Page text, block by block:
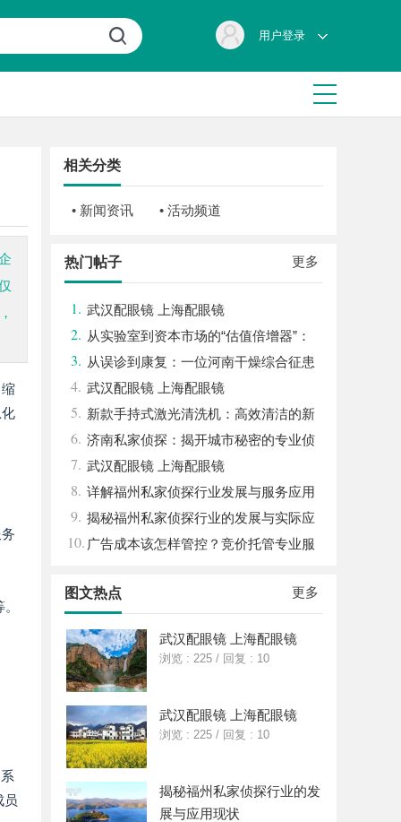
用户登录
员
相关分类
• 新闻资讯 • 活动频道
更多
热门帖子
1. 武汉配眼镜 上海配眼镜
2. 从实验室到资本市场的“估值倍增器”：
专利律师如何重塑硬科技企业的融资逻辑
3. 从误诊到康复：一位河南干燥综合征患
者的艰辛求医路
4. 武汉配眼镜 上海配眼镜
5. 新款手持式激光清洗机：高效清洁的新
时代
6. 济南私家侦探：揭开城市秘密的专业侦
查服务
7. 武汉配眼镜 上海配眼镜
8. 详解福州私家侦探行业发展与服务应用
全方位指南
9. 揭秘福州私家侦探行业的发展与实际应
用全解析
10. 广告成本该怎样管控？竞价托管专业服
更多
图文热点
武汉配眼镜 上海配眼镜
浏览 : 225 / 回复 : 10
武汉配眼镜 上海配眼镜
浏览 : 225 / 回复 : 10
揭秘福州私家侦探行业的发
展与应用现状